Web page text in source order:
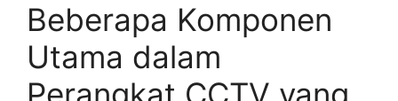
Beberapa Komponen
Utama dalam